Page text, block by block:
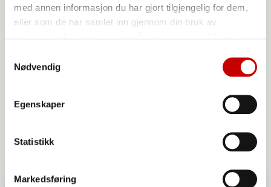
med annen informasjon du har gjort tilgjengelig for dem,
eller som de har samlet inn gjennom din bruk av
Nødvendig
Egenskaper
Statistikk
Markedsføring
Produkter du kan benytte
til denne oppskriften